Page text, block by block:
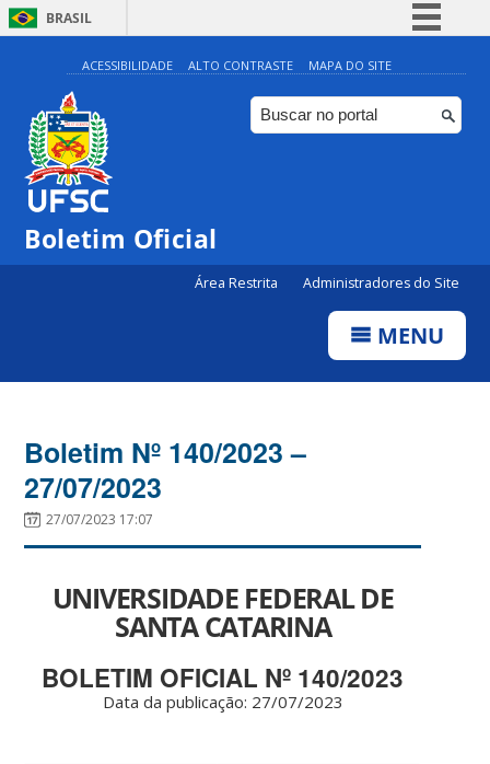
BRASIL
Simplifique!
Comunica BR
Participe
ACESSIBILIDADE ALTO CONTRASTE MAPA DO SITE
Boletim Oficial
Área Restrita Administradores do Site
MENU
Boletim Nº 140/2023 –
27/07/2023
27/07/2023 17:07
UNIVERSIDADE FEDERAL DE
SANTA CATARINA
BOLETIM OFICIAL Nº 140/2023
Data da publicação: 27/07/2023